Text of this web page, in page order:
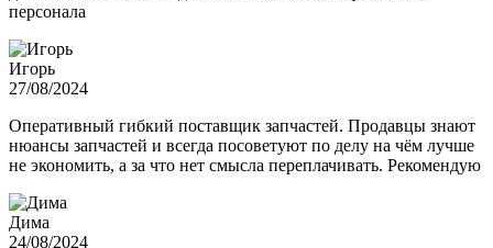
персонала
Игорь
27/08/2024
Оперативный гибкий поставщик запчастей. Продавцы знают
нюансы запчастей и всегда посоветуют по делу на чём лучше
не экономить, а за что нет смысла переплачивать. Рекомендую
Дима
24/08/2024